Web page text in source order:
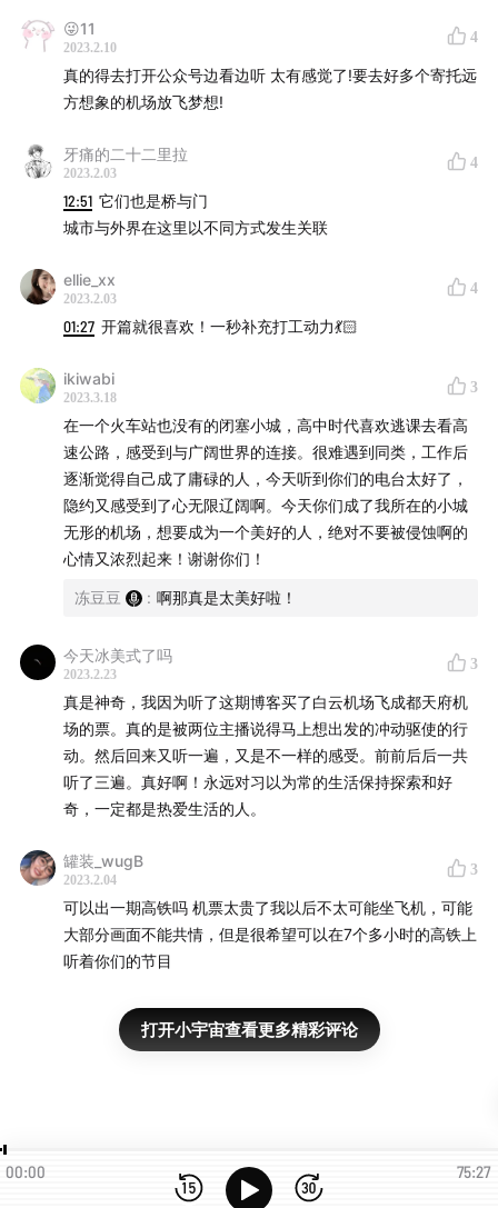
摄影作品：《 Last Call 》 - Harry Gruyaert
书籍：《 旅行的艺术》- 阿兰 德波顿
书籍：《机场里的小旅行》 - 阿兰 德波顿
电影：《 真爱至上》
纪录片：《纪实72小时 - 仰望翱翔天际的飞机》
脱口秀大会第五季 - 庞博 《 见到十八岁的自己 》
🎵 背景音乐：
Jimmy Squirrel And Co. - Alexandre Desplat
Ambient 1: Music for Airports - Brian Eno
Slow Dancing in the dark - Joji
👏 特别鸣谢：
陆佳杰 （片头音效指导）
👀 关于我们：
微信公众号：@环形散步circularstroll
邮箱： www.circularstroll@outlook.com
😜11
2023.2.10
4
真的得去打开公众号边看边听 太有感觉了!要去好多个寄托远
方想象的机场放飞梦想!
牙痛的二十二里拉
2023.2.03
4
12:51 它们也是桥与门
城市与外界在这里以不同方式发生关联
ellie_xx
2023.2.03
4
01:27 开篇就很喜欢！一秒补充打工动力💃🏻
ikiwabi
2023.3.18
3
在一个火车站也没有的闭塞小城，高中时代喜欢逃课去看高
速公路，感受到与广阔世界的连接。很难遇到同类，工作后
逐渐觉得自己成了庸碌的人，今天听到你们的电台太好了，
隐约又感受到了心无限辽阔啊。今天你们成了我所在的小城
无形的机场，想要成为一个美好的人，绝对不要被侵蚀啊的
心情又浓烈起来！谢谢你们！
冻豆豆 : 啊那真是太美好啦！
今天冰美式了吗
2023.2.23
3
真是神奇，我因为听了这期博客买了白云机场飞成都天府机
场的票。真的是被两位主播说得马上想出发的冲动驱使的行
动。然后回来又听一遍，又是不一样的感受。前前后后一共
听了三遍。真好啊！永远对习以为常的生活保持探索和好
奇，一定都是热爱生活的人。
罐装_wugB
2023.2.04
3
可以出一期高铁吗 机票太贵了我以后不太可能坐飞机，可能
大部分画面不能共情，但是很希望可以在7个多小时的高铁上
听着你们的节目
打开小宇宙查看更多精彩评论
00:00 75:27